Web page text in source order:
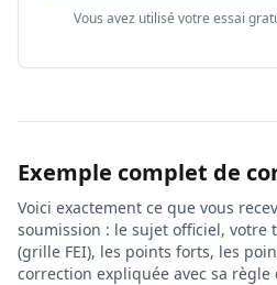
Vous avez utilisé votre essai
Exemple complet de
Voici exactement ce que vous
soumission : le sujet officiel, votre
(grille FEI), les points forts, les
correction expliquée avec sa